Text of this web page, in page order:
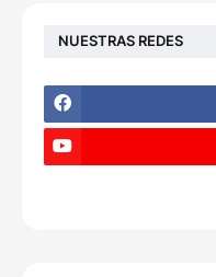
NUESTRAS REDES